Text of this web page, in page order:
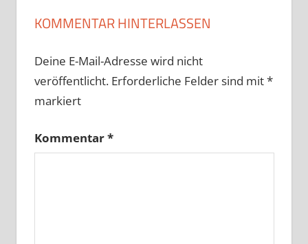
KOMMENTAR HINTERLASSEN
Deine E-Mail-Adresse wird nicht
veröffentlicht. Erforderliche Felder sind mit*
markiert
Kommentar*